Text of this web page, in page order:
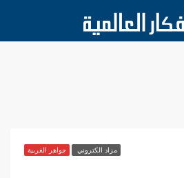
مزاد الكتروني جواهر الغربية